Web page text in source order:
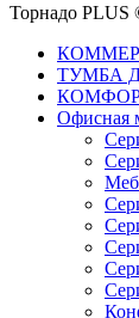
Торнадо PLUS
ТУМБА
Офисная